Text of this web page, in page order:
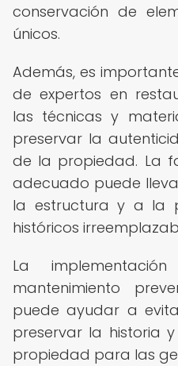
conservación de
únicos.
Además, es
de expertos en
las técnicas y
preservar la
de la propiedad. La
adecuado puede
la estructura y a la
históricos
La
mantenimiento
puede ayudar a
preservar la historia
propiedad para las